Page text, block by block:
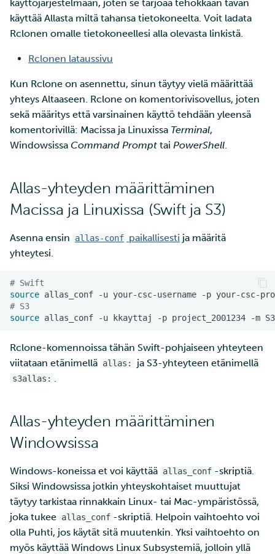
a
k
Jäsenten lisääminen
projektiisi
Palveluiden käyttöoikeuden
lisääminen projektille
Projektisi hallinta
hakeminen
Levykiintiöiden
kasvattaminen
suuren osion käyttö
tarkastelu
Laskutus
Monivaiheinen
tunnistautuminen
FMI
Töiden ajaminen Suuri läpäisykyky
Suorituskyvyn
asentaminen
Virheenkorjaus
Suorituskyvyn analyysi
Verkkokäyttöliittymä
Kvanttilaskenta
Edistyneemmät
ominaisuudet
Tietokantainstanssien
uudelleenkoonti
pienten tiedostojen
tehokkaaseen siirtoon
Wgetin käyttö datan
CSC:lle
Tiedostojen jakaminen ja
siirtäminen Funet
FileSenderillä
Datan siirtäminen IDAn ja
CSC:n laskentaympäristön
välillä
Etälevyjen liittäminen
ja IDAn välillä Puhtin kautta
SD Services –
Versiohistoria
käyttöjärjestelmään, joten se tarjoaa tehokkaan tavan
käyttää Allasta miltä tahansa tietokoneelta. Voit ladata
Rclonen omalle tietokoneellesi alla olevasta linkistä.
Rclonen lataussivu
Kun Rclone on asennettu, sinun täytyy vielä määrittää
yhteys Altaaseen. Rclone on komentorivisovellus, joten
sekä määritys että varsinainen käyttö tehdään yleensä
komentorivillä: Macissa ja Linuxissa Terminal,
Windowsissa Command Prompt tai PowerShell.
Allas-yhteyden määrittäminen
Macissa ja Linuxissa (Swift ja S3)
Asenna ensin allas-conf paikallisesti ja määritä
yhteytesi.
# Swift
source allas_conf -u your-csc-username
-p
# S3
source allas_conf -u kkayttaj -p project_2001234 -m
Rclone-komennoissa tähän Swift-pohjaiseen yhteyteen
viitataan etänimellä allas: ja S3-yhteyteen etänimellä
s3allas: .
Allas-yhteyden määrittäminen
Windowsissa
Windows-koneissa et voi käyttää allas_conf -skriptiä.
Siksi Windowsissa jotkin yhteyskohtaiset muuttujat
täytyy tarkistaa rinnakkain Linux- tai Mac-ympäristössä,
joka tukee allas_conf -skriptiä. Helpoin vaihtoehto voi
olla Puhti, jos käytät sitä muutenkin. Yksi vaihtoehto on
myös käyttää Windows Linux Subsystemiä, jolloin yllä